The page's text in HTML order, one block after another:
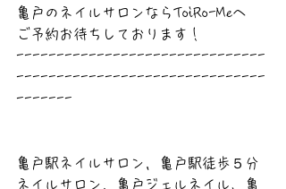
亀戸のネイルサロンならToiRo-Meへ
ご予約お待ちしております！
-------------------------------
-------------------------------
-------
亀戸駅ネイルサロン，亀戸駅徒歩５分
ネイルサロン，亀戸ジェルネイル、亀